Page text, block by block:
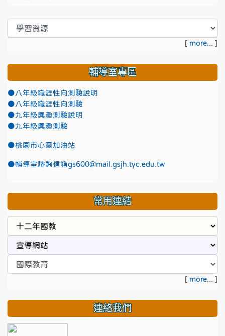
[ more... ]
輔導室專區
●八年級職涯性向測驗說明
●八年級職涯性向測驗
●九年級興趣測驗說明
●九年級興趣測驗
●桃園市心靈加油站
●輔導室諮詢信箱gs600@mail.gsjh.tyc.edu.tw
常用連結
[ more... ]
連絡我們